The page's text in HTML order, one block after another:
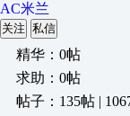
AC米兰
关注 私信
精华：0帖
求助：0帖
帖子：135帖 |